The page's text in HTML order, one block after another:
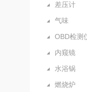
差压计
气味
OBD检测
内窥镜
水浴锅
燃烧炉